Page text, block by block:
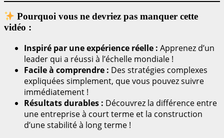
Pourquoi vous ne devriez pas manquer cette
vidéo :
Inspiré par une expérience réelle : Apprenez d’un
leader qui a réussi à l’échelle mondiale !
Facile à comprendre : Des stratégies complexes
expliquées simplement, que vous pouvez suivre
immédiatement !
Résultats durables : Découvrez la différence entre
une entreprise à court terme et la construction
d’une stabilité à long terme !